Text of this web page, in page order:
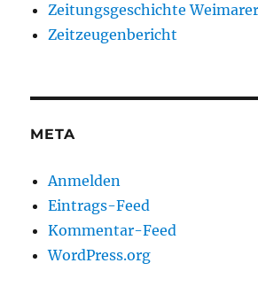
Zeitungsgeschichte
Zeitzeugenbericht
META
Anmelden
Eintrags-Feed
Kommentar-Feed
WordPress.org